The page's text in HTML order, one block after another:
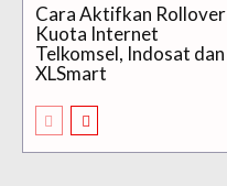
Cara Aktifkan Rollover
Kuota Internet
Telkomsel, Indosat dan
XLSmart